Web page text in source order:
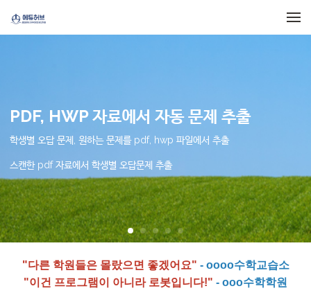
PDF, HWP 자료에서 자동 문제 추출
학생별 오답 문제, 원하는 문제를 pdf, hwp 파일에서 추출
스캔한 pdf 자료에서 학생별 오답문제 추출
"다른 학원들은 몰랐으면 좋겠어요" - oooo수학교습소
"이건 프로그램이 아니라 로봇입니다!" - ooo수학학원